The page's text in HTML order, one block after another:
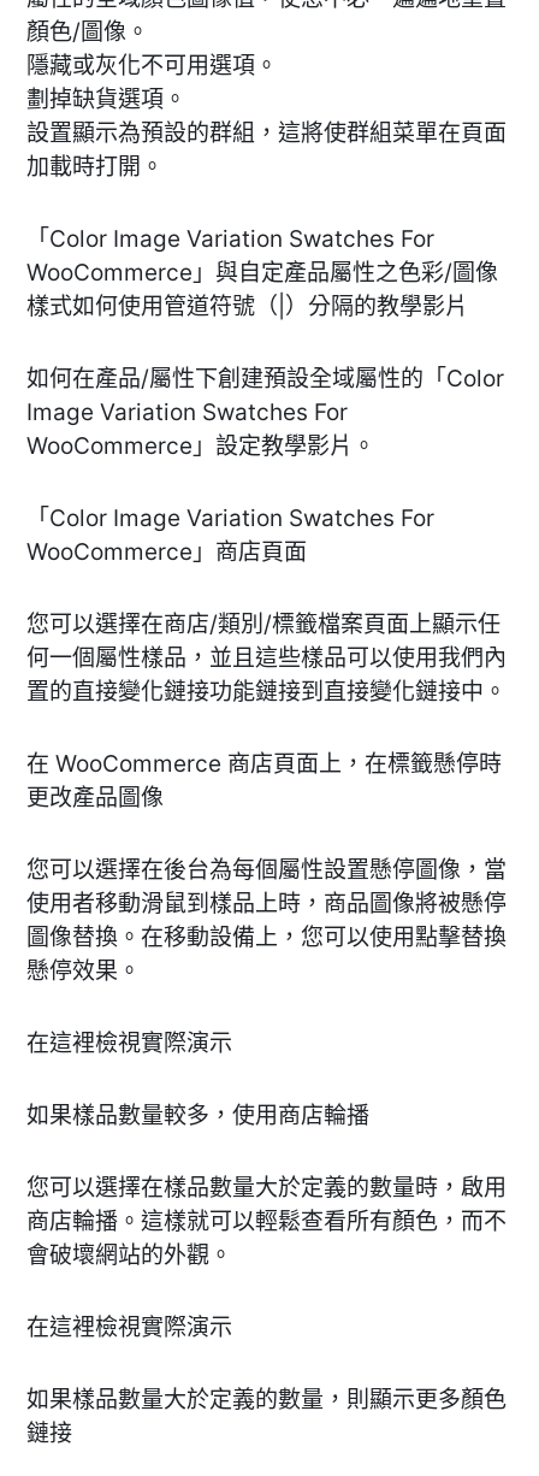
顏色/圖像。
隱藏或灰化不可用選項。
劃掉缺貨選項。
設置顯示為預設的群組，這將使群組菜單在頁面
加載時打開。
「Color Image Variation Swatches For
WooCommerce」與自定產品屬性之色彩/圖像
樣式如何使用管道符號（|）分隔的教學影片
如何在產品/屬性下創建預設全域屬性的「Color
Image Variation Swatches For
WooCommerce」設定教學影片。
「Color Image Variation Swatches For
WooCommerce」商店頁面
您可以選擇在商店/類別/標籤檔案頁面上顯示任
何一個屬性樣品，並且這些樣品可以使用我們內
置的直接變化鏈接功能鏈接到直接變化鏈接中。
在 WooCommerce 商店頁面上，在標籤懸停時
更改產品圖像
您可以選擇在後台為每個屬性設置懸停圖像，當
使用者移動滑鼠到樣品上時，商品圖像將被懸停
圖像替換。在移動設備上，您可以使用點擊替換
懸停效果。
在這裡檢視實際演示
如果樣品數量較多，使用商店輪播
您可以選擇在樣品數量大於定義的數量時，啟用
商店輪播。這樣就可以輕鬆查看所有顏色，而不
會破壞網站的外觀。
在這裡檢視實際演示
如果樣品數量大於定義的數量，則顯示更多顏色
鏈接